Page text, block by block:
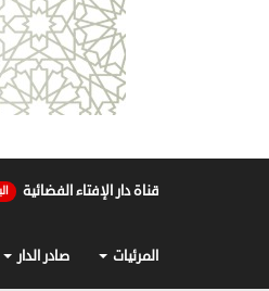
قناة دار الإفتاء الفضائية
المرئيات صادر الدار